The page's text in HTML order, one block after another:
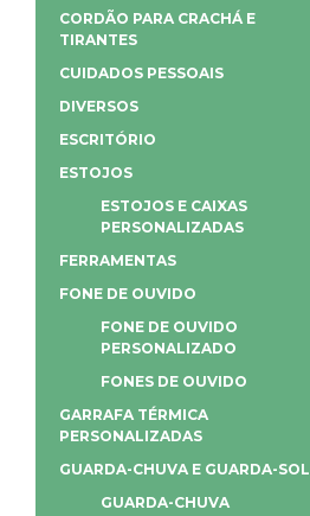
CORDÃO PARA CRACHÁ E
TIRANTES
CUIDADOS PESSOAIS
DIVERSOS
ESCRITÓRIO
ESTOJOS
ESTOJOS E CAIXAS
PERSONALIZADAS
FERRAMENTAS
FONE DE OUVIDO
FONE DE OUVIDO
PERSONALIZADO
FONES DE OUVIDO
GARRAFA TÉRMICA
PERSONALIZADAS
GUARDA-CHUVA E GUARDA-SOL
GUARDA-CHUVA